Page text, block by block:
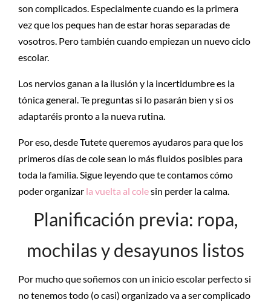
son complicados. Especialmente cuando es la primera
vez que los peques han de estar horas separadas de
vosotros. Pero también cuando empiezan un nuevo ciclo
escolar.
Los nervios ganan a la ilusión y la incertidumbre es la
tónica general. Te preguntas si lo pasarán bien y si os
adaptaréis pronto a la nueva rutina.
Por eso, desde Tutete queremos ayudaros para que los
primeros días de cole sean lo más fluidos posibles para
toda la familia. Sigue leyendo que te contamos cómo
poder organizar la vuelta al colesin perder la calma.
Planificación previa: ropa,
mochilas y desayunos listos
Por mucho que soñemos con un inicio escolar perfecto si
no tenemos todo (o casi) organizado va a ser complicado